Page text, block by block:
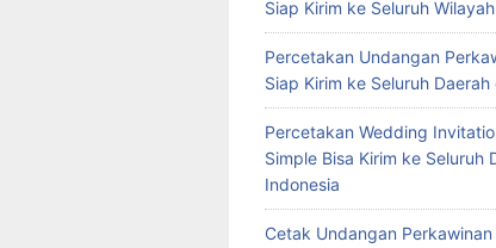
Siap Kirim ke Seluruh
Percetakan Undangan
Siap Kirim ke Seluruh
Percetakan Wedding
Simple Bisa Kirim ke Seluruh
Indonesia
Cetak Undangan